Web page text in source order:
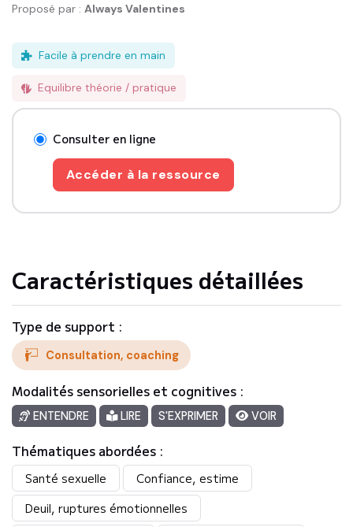
bienveillant pour poser des questions, parler librement
ou de nouvelles relations, et trouver des réponses
réellement adaptées à cette étape de vie.
S'adresse aux séniors de 60 ans et plus, en consultation
individuelle. Thématiques abordées : santé sexuelle,
intimité, dysfonctions sexuelles, ménopause et
andropause, émotions, deuil et ruptures, plaisir et
pratiques.
Accessible en téléconsultation, partout en France.
Proposé par : Always Valentines
Facile à prendre en main
Equilibre théorie / pratique
Consulter en ligne
Accéder à la ressource
Caractéristiques détaillées
Type de support :
Consultation, coaching
Modalités sensorielles et cognitives :
ENTENDRE LIRE S'EXPRIMER VOIR
Thématiques abordées :
Santé sexuelle
Confiance, estime
Deuil, ruptures émotionnelles